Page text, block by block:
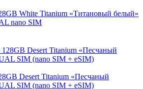
White Titanium «Титановый белый»
nano SIM
Desert Titanium «Песчаный
SIM (nano SIM + eSIM)